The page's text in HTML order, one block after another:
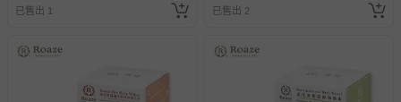
已售出 1 已售出 2